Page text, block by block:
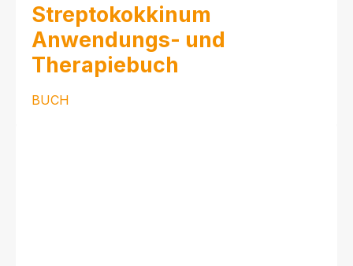
Streptokokkinum
Anwendungs- und
Therapiebuch
BUCH